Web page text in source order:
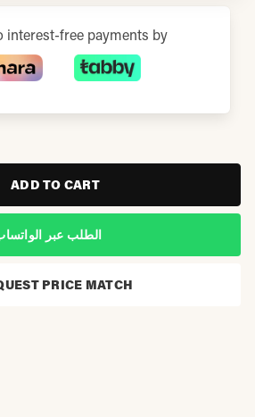
interest-free payments by
ADD TO CART
الطلب عبر
PRICE MATCH